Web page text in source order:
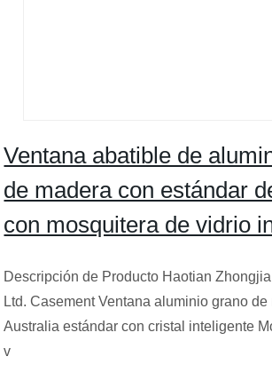
Ventana abatible de
de madera con estándar
con mosquitera de vidrio
Descripción de Producto Haotian
Ltd. Casement Ventana aluminio grano de
Australia estándar con cristal inteligente
v